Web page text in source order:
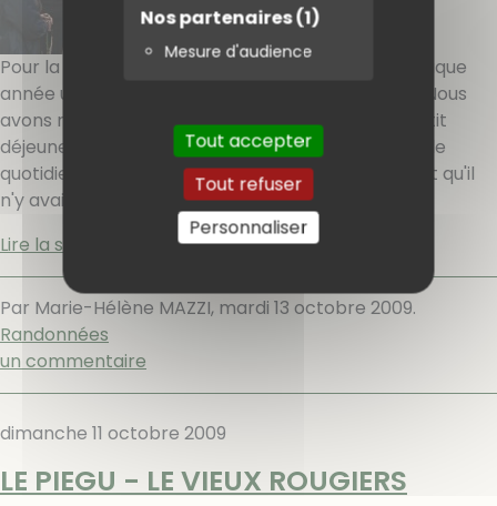
Nos partenaires(1)
Mesure d'audience
Tout accepter
Tout refuser
Personnaliser
Pour la fête de la randonnée, nous organisons chaque
année une sortie facile et sympa ouverte à tous. Nous
avons rendez-vous devant la Mairie à 8h30. Le petit
déjeuner est offert par la municipalité nous disait le
quotidien régional. Mais cette année un "bug" a fait qu'il
n'y avait rien
Lire la suite
Par Marie-Hélène MAZZI, mardi 13 octobre 2009.
Randonnées
un commentaire
dimanche 11 octobre 2009
LE PIEGU - LE VIEUX ROUGIERS